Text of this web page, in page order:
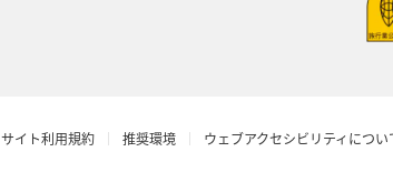
サイト利用規約 推奨環境
ウェブアクセシビリティについ